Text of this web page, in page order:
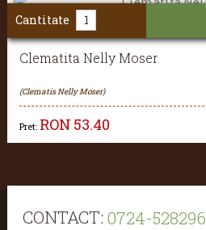
Clematita Nelly Moser
(Clematis Nelly Moser)
Pret: RON 53.40
Cantitate
CONTACT: 0724-528296